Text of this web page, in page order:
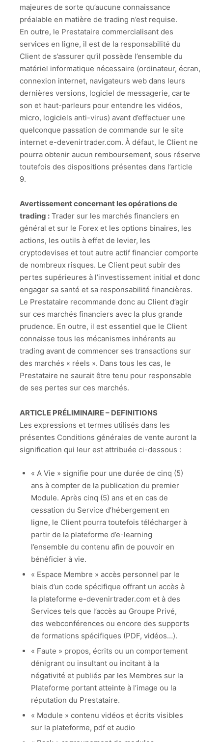
majeures de sorte qu’aucune connaissance
préalable en matière de trading n’est requise.
En outre, le Prestataire commercialisant des
services en ligne, il est de la responsabilité du
Client de s’assurer qu’il possède l’ensemble du
matériel informatique nécessaire (ordinateur, écran,
connexion internet, navigateurs web dans leurs
dernières versions, logiciel de messagerie, carte
son et haut-parleurs pour entendre les vidéos,
micro, logiciels anti-virus) avant d’effectuer une
quelconque passation de commande sur le site
internet e-devenirtrader.com. À défaut, le Client ne
pourra obtenir aucun remboursement, sous réserve
toutefois des dispositions présentes dans l’article
9.
Avertissement concernant les opérations de
trading : Trader sur les marchés financiers en
général et sur le Forex et les options binaires, les
actions, les outils à effet de levier, les
cryptodevises et tout autre actif financier comporte
de nombreux risques. Le Client peut subir des
pertes supérieures à l’investissement initial et donc
engager sa santé et sa responsabilité financières.
Le Prestataire recommande donc au Client d’agir
sur ces marchés financiers avec la plus grande
prudence. En outre, il est essentiel que le Client
connaisse tous les mécanismes inhérents au
trading avant de commencer ses transactions sur
des marchés « réels ». Dans tous les cas, le
Prestataire ne saurait être tenu pour responsable
de ses pertes sur ces marchés.
ARTICLE PRÉLIMINAIRE – DEFINITIONS
Les expressions et termes utilisés dans les
présentes Conditions générales de vente auront la
signification qui leur est attribuée ci-dessous :
« A Vie » signifie pour une durée de cinq (5)
ans à compter de la publication du premier
Module. Après cinq (5) ans et en cas de
cessation du Service d’hébergement en
ligne, le Client pourra toutefois télécharger à
partir de la plateforme d’e-learning
l’ensemble du contenu afin de pouvoir en
bénéficier à vie.
« Espace Membre » accès personnel par le
biais d’un code spécifique offrant un accès à
la plateforme e-devenirtrader.com et à des
Services tels que l’accès au Groupe Privé,
des webconférences ou encore des supports
de formations spécifiques (PDF, vidéos…).
« Faute » propos, écrits ou un comportement
dénigrant ou insultant ou incitant à la
négativité et publiés par les Membres sur la
Plateforme portant atteinte à l’image ou la
réputation du Prestataire.
« Module » contenu vidéos et écrits visibles
sur la plateforme, pdf et audio